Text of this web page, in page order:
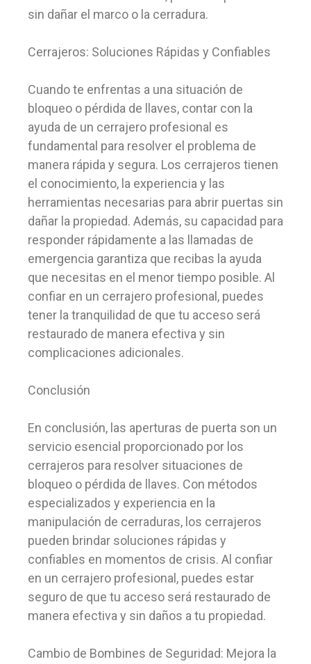
sin dañar el marco o la cerradura.
Cerrajeros: Soluciones Rápidas y Confiables
Cuando te enfrentas a una situación de
bloqueo o pérdida de llaves, contar con la
ayuda de un cerrajero profesional es
fundamental para resolver el problema de
manera rápida y segura. Los cerrajeros tienen
el conocimiento, la experiencia y las
herramientas necesarias para abrir puertas sin
dañar la propiedad. Además, su capacidad para
responder rápidamente a las llamadas de
emergencia garantiza que recibas la ayuda
que necesitas en el menor tiempo posible. Al
confiar en un cerrajero profesional, puedes
tener la tranquilidad de que tu acceso será
restaurado de manera efectiva y sin
complicaciones adicionales.
Conclusión
En conclusión, las aperturas de puerta son un
servicio esencial proporcionado por los
cerrajeros para resolver situaciones de
bloqueo o pérdida de llaves. Con métodos
especializados y experiencia en la
manipulación de cerraduras, los cerrajeros
pueden brindar soluciones rápidas y
confiables en momentos de crisis. Al confiar
en un cerrajero profesional, puedes estar
seguro de que tu acceso será restaurado de
manera efectiva y sin daños a tu propiedad.
Cambio de Bombines de Seguridad: Mejora la